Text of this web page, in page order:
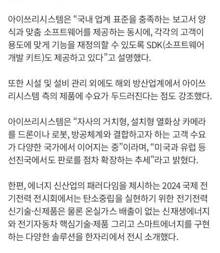
아이쓰리시스템은 “국내 업계 표준을 충족하는 보고서 양
식과 맞춤 소프트웨어를 제공하는 동시에, 각각의 고객이
용도에 맞게 기능을 재정의할 수 있도록 SDK(소프트웨어
개발 키트)도 제공하고 있다”고 설명했다.
또한 시설 및 설비 관리 외에도 해외 방산업계에서 아이쓰
리시스템 측의 제품에 수요가 두드러진다는 점도 강조했다.
아이쓰리시스템은 “자사의 거치형, 설치형 열화상 카메라
를 드론이나 로봇, 방공체계와 결합하고자 하는 고객 수요
가 다양한 국가에서 이어지는 중”이라며, “미국과 유럽 등
선진국에서도 판로를 점차 확장하는 추세”라고 밝혔다.
한편, 에너지 신산업의 패러다임을 제시하는 2024 국제 전
기전력 전시회에서는 탄소중립을 실현하기 위한 전기전력
신기술·신제품은 물론 온실가스 배출이 없는 신재생에너지
와 전기자동차 핵심기술·제품 그리고 스마트에너지를 구현
하는 다양한 솔루션을 한자리에서 전시 소개했다.